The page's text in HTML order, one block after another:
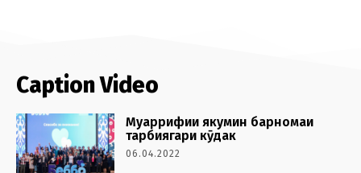
Caption Video
Муаррифии якумин барномаи
тарбиягари кӯдак
06.04.2022